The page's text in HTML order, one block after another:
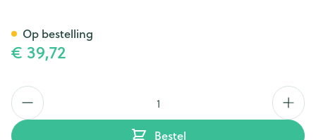
€ 39,72
Aantal
Bestel
Op bestelling